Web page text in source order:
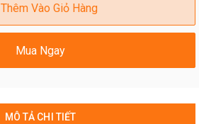
Thêm Vào Giỏ Hàng
Mua Ngay
MÔ TẢ CHI TIẾT